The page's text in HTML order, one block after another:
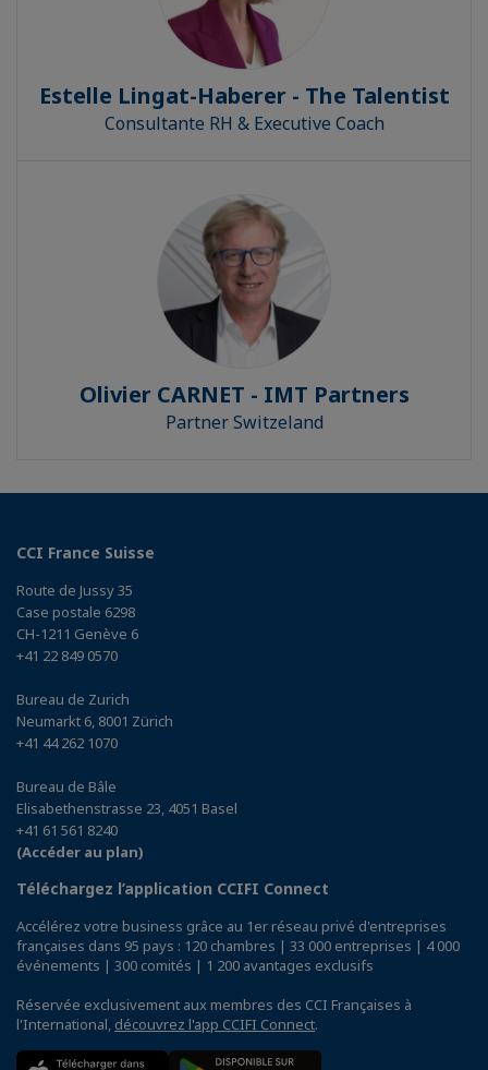
Estelle Lingat-Haberer - The Talentist
Consultante RH & Executive Coach
Olivier CARNET - IMT Partners
Partner Switzeland
CCI France Suisse
Route de Jussy 35
Case postale 6298
CH-1211 Genève 6
+41 22 849 0570
Bureau de Zurich
Neumarkt 6, 8001 Zürich
+41 44 262 1070
Bureau de Bâle
Elisabethenstrasse 23, 4051 Basel
+41 61 561 8240
(Accéder au plan)
Téléchargez l’application CCIFI Connect
Accélérez votre business grâce au 1er réseau privé d'entreprises
françaises dans 95 pays : 120 chambres | 33 000 entreprises | 4 000
événements | 300 comités | 1 200 avantages exclusifs
Réservée exclusivement aux membres des CCI Françaises à
l'International, découvrez l'app CCIFI Connect.